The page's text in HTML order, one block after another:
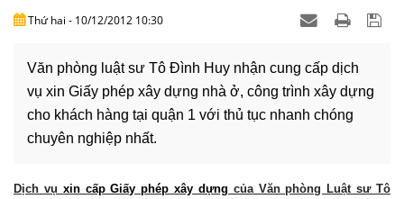
-
MẪU
LIÊN
HỆ
Thứ hai - 10/12/2012 10:30
Văn phòng luật sư Tô Đình Huy nhận cung cấp dịch
vụ xin Giấy phép xây dựng nhà ở, công trình xây dựng
cho khách hàng tại quận 1 với thủ tục nhanh chóng
chuyên nghiệp nhất.
Dịch vụ xin cấp Giấy phép xây dựng của Văn phòng Luật sư Tô